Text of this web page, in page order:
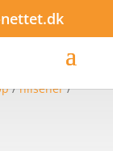
/hilsener/